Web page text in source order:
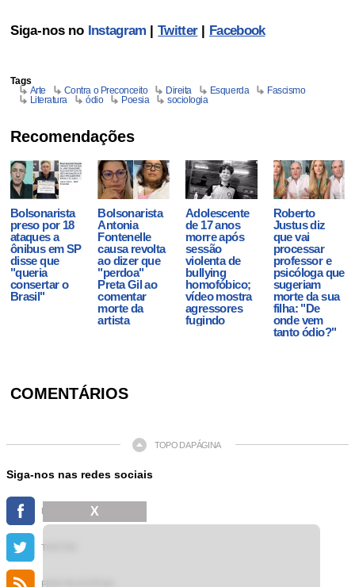
Siga-nos no Instagram |Twitter| Facebook
Tags
Arte
Contra o Preconceito Direita Esquerda
Fascismo
Literatura
ódio Poesia sociologia
Recomendações
Bolsonarista
preso por 18
ataques a
ônibus em SP
disse que
"queria
consertar o
Brasil"
Bolsonarista
Antonia
Fontenelle
causa revolta
ao dizer que
"perdoa"
Preta Gil ao
comentar
morte da
artista
Adolescente
de 17 anos
morre após
sessão
violenta de
bullying
homofóbico;
vídeo mostra
agressores
fugindo
Roberto
Justus diz
que vai
processar
professor e
psicóloga que
sugeriam
morte da sua
filha: "De
onde vem
tanto ódio?"
COMENTÁRIOS
TOPO DA PÁGINA
Siga-nos nas redes sociais
FACEBOOK
TWITTER
FEED DE NOTÍCIAS
X